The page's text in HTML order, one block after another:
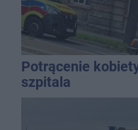
Potrącenie
szpitala